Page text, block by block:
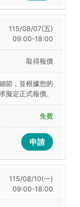
115/08/07(五)
09:00-18:00
取得報價
節，並根據您的
擬定正式報價。
免費
申請
115/08/10(一)
09:00-18:00